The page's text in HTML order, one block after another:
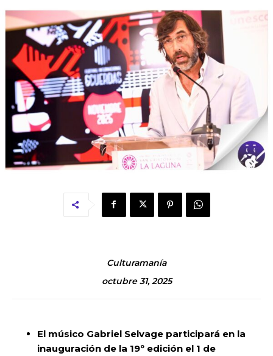
Culturamanía
octubre 31, 2025
El músico Gabriel Selvage participará en la
inauguración de la 19º edición el 1 de